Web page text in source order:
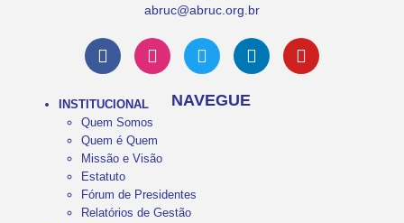
abruc@abruc.org.br
NAVEGUE
INSTITUCIONAL
Quem Somos
Quem é Quem
Missão e Visão
Estatuto
Fórum de Presidentes
Relatórios de Gestão